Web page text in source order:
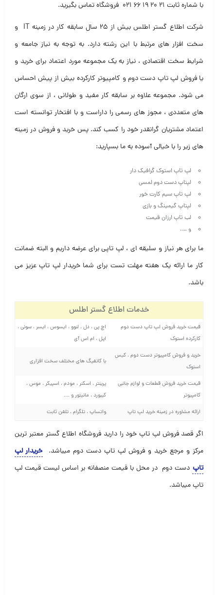
با شماره ثابت ۲۱ ۲۰ ۱۹ ۶۶ ۰۲۱ فروشگاه تماس بگیرید
.
شرکت اطلاع گستر اطلس بیش از ۲۵ سال سابقه کار در زمینه IT و
سخت افزار های مرتبط با این رشته دارد. به توجه به نیاز جامعه و
شرایط سخت اقتصادی ، نیاز به یک مجموعه مورد اعتماد برای خرید و
یا فروش لپ تاپ دست دوم و کامپیوتر کارکرده بیش از پیش احساس
می شود. مجموعه علاوه بر سابقه کار مفید و طولانی ، از سوی ارگان
های متعددی ، مجوز های رسمی را داراست و با افتخار توانسته است
اعتماد مشتریان گرانقدر خود را کسب کند. پس خرید و فروش در زمینه
های زیر را با خیالی آسوده به ما بسپارید:
لپ تاپ استوک گرافیک دار
لپتاپ دست دوم لمسی
لپ تاپ سیم کارت خور
لپتاپ گیمینگ و بازی
لب تاپ ارزان قیمت
و ….
ما برای هر نیاز و سلیقه ای ، لپ تاپی برای عرضه داریم و البته ضمانت
کار ما ارائه یک هفته مهلت تست برای شما خریدار لپ تاپ عزیز می
باشد.
خدمات اطلاع گستر اطلس
قیمت خرید فروش لپ تاپ دست دوم
کارکرده استوک
اچ پی ، دل ، لنوو ، ایسوس ، ایسر ، سونی ،
اپل ، ام اس آی
خرید و فروش کامپیوتر دست دوم ، کیس
استوک
با کانفیگ های مختلف سخت افزاری
قیمت خرید فروش قطعات و لوازم جانبی
کامپیوتر
پرینتر ، اسکنر ، مودم ، اسپیکر ، موس ،
کیبورد ، مانیتور و ….
ارائه مشاوره در زمینه خرید لپ تاپ واتساپ ، تلگرام ، تلفن ثابت
اگر قصد فروش لپ تاپ خود را دارید فروشگاه اطلاع گستر معتبر ترین
مرکز و مرجع خرید و فروش لپ تاپ دست دوم میباشد. خریدار لپ
تاپ دست دوم در محل با قیمت منصفانه بر اساس لیست قیمت لپ
تاپ میباشد.